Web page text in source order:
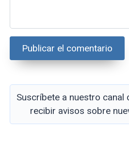
Suscríbete a nuestro canal
recibir avisos sobre